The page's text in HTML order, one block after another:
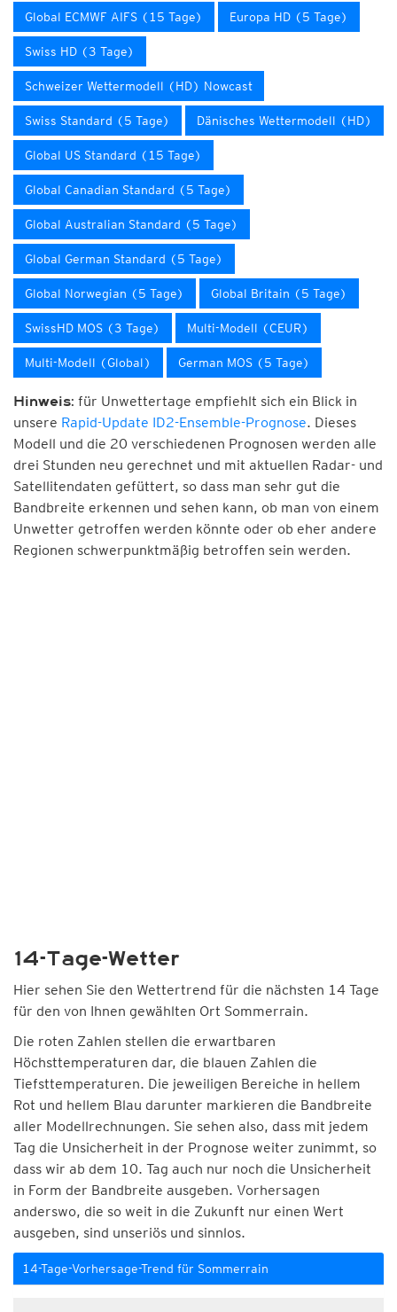
Global ECMWF AIFS (15 Tage) Europa HD (5 Tage)
Swiss HD (3 Tage)
Schweizer Wettermodell (HD) Nowcast
Swiss Standard (5 Tage) Dänisches Wettermodell (HD)
Global US Standard (15 Tage)
Global Canadian Standard (5 Tage)
Global Australian Standard (5 Tage)
Global German Standard (5 Tage)
Global Norwegian (5 Tage) Global Britain (5 Tage)
SwissHD MOS (3 Tage) Multi-Modell (CEUR)
Multi-Modell (Global) German MOS (5 Tage)
Hinweis: für Unwettertage empfiehlt sich ein Blick in
unsere Rapid-Update ID2-Ensemble-Prognose. Dieses
Modell und die 20 verschiedenen Prognosen werden alle
drei Stunden neu gerechnet und mit aktuellen Radar- und
Satellitendaten gefüttert, so dass man sehr gut die
Bandbreite erkennen und sehen kann, ob man von einem
Unwetter getroffen werden könnte oder ob eher andere
Regionen schwerpunktmäßig betroffen sein werden.
14-Tage-Wetter
Hier sehen Sie den Wettertrend für die nächsten 14 Tage
für den von Ihnen gewählten Ort Sommerrain.
Die roten Zahlen stellen die erwartbaren
Höchsttemperaturen dar, die blauen Zahlen die
Tiefsttemperaturen. Die jeweiligen Bereiche in hellem
Rot und hellem Blau darunter markieren die Bandbreite
aller Modellrechnungen. Sie sehen also, dass mit jedem
Tag die Unsicherheit in der Prognose weiter zunimmt, so
dass wir ab dem 10. Tag auch nur noch die Unsicherheit
in Form der Bandbreite ausgeben. Vorhersagen
anderswo, die so weit in die Zukunft nur einen Wert
ausgeben, sind unseriös und sinnlos.
14-Tage-Vorhersage-Trend für Sommerrain